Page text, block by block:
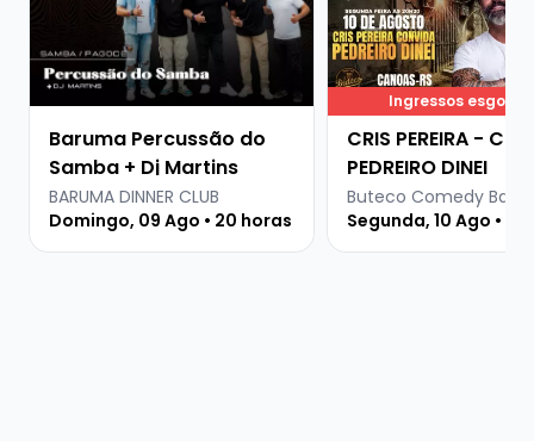
Baruma Percussão do
Samba + Dj Martins
BARUMA DINNER CLUB
Domingo, 09 Ago • 20 horas
Ingressos
CRIS PEREIRA -
PEDREIRO DINEI
Segunda, 10 Ago •